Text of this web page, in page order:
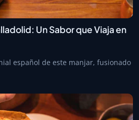
Un Sabor que Viaja en
español de este manjar, fusionado